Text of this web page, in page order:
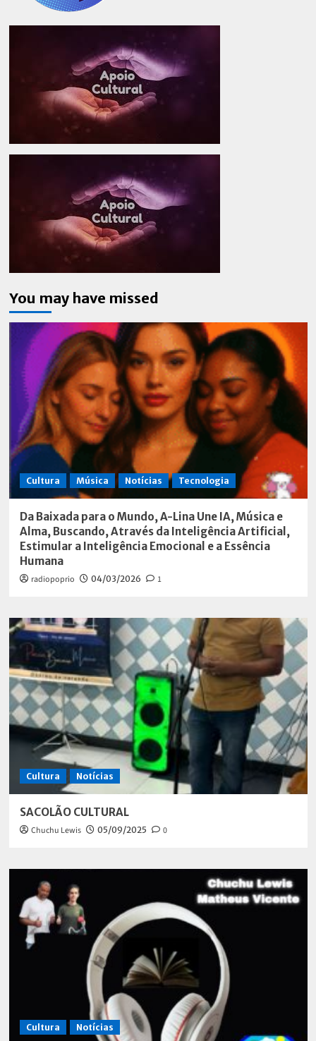
You may have missed
Cultura Música Notícias Tecnologia
Da Baixada para o Mundo, A-Lina Une IA, Música e
Alma, Buscando, Através da Inteligência Artificial,
Estimular a Inteligência Emocional e a Essência
Humana
radiopoprio 04/03/2026 1
Cultura Notícias
SACOLÃO CULTURAL
Chuchu Lewis 05/09/2025 0
Cultura Notícias